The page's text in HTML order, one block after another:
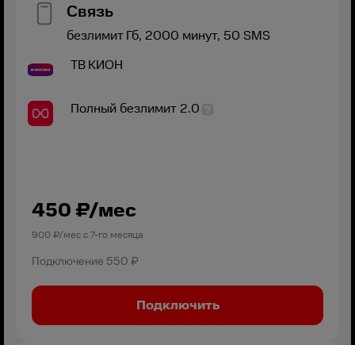
Связь
безлимитГб, 2000 минут, 50 SMS
ТВКИОН
Полный безлимит 2.0
450 ₽/мес
900₽/мес с7-го месяца
Подключение 550 ₽
Подключить